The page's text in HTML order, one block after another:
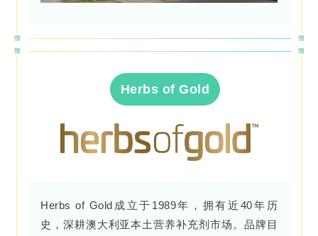
Herbs of Gold
Herbs of Gold成立于1989年，拥有近40年历
史，深耕澳大利亚本土营养补充剂市场。品牌目